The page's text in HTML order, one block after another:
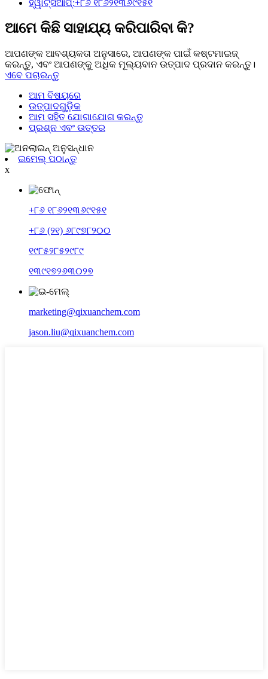
ହ୍ୱାଟ୍ସଆପ୍:+୮୬ ୧୮୬୨୧୩୬୯୧୫୧
ଆମେ କିଛି ସାହାଯ୍ୟ କରିପାରିବା କି?
ଆପଣଙ୍କ ଆବଶ୍ୟକତା ଅନୁସାରେ, ଆପଣଙ୍କ ପାଇଁ କଷ୍ଟମାଇଜ୍
କରନ୍ତୁ, ଏବଂ ଆପଣଙ୍କୁ ଅଧିକ ମୂଲ୍ୟବାନ ଉତ୍ପାଦ ପ୍ରଦାନ କରନ୍ତୁ।
ଏବେ ପଚାରନ୍ତୁ
ଆମ ବିଷୟରେ
ଉତ୍ପାଦଗୁଡ଼ିକ
ଆମ ସହିତ ଯୋଗାଯୋଗ କରନ୍ତୁ
ପ୍ରଶ୍ନ ଏବଂ ଉତ୍ତର
ଇମେଲ୍ ପଠାନ୍ତୁ
x
+୮୬ ୧୮୬୨୧୩୬୯୧୫୧
+୮୬ (୨୧) ୬୮୯୭୮୨୦୦
୧୯୮୫୨୮୫୨୯୮୯
୧୩୯୧୭୨୬୩୦୨୭
marketing@qixuanchem.com
jason.liu@qixuanchem.com